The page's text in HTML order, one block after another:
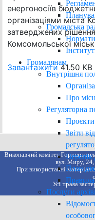
Громадська
Громадянам
Внутрішня
Про
Регуляторна
Проєкти
Звіти
Перелік
План
Послуги
енергоносіїв
організаціями міста
затверджених
Комсомольської
Завантажити41.50 KB
Виконавчий комітет
вул. Миру, 24,
При використанні
Усі права